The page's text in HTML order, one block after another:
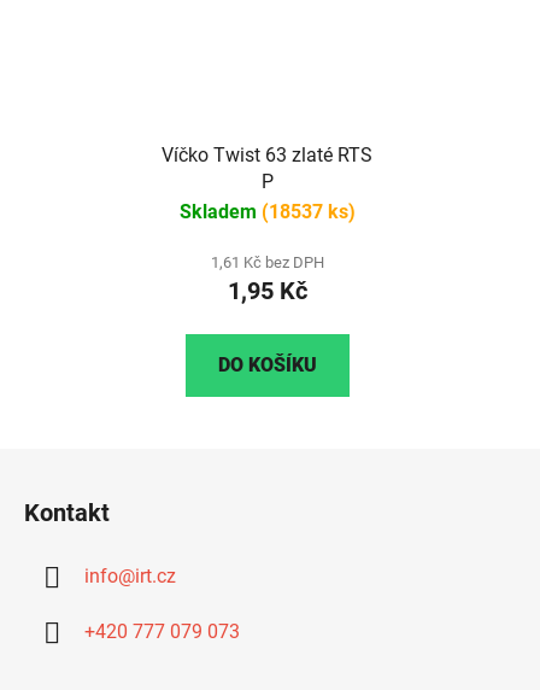
Víčko Twist 63 zlaté RTS
P
Skladem (18537 ks)
1,61 Kč bez DPH
1,95 Kč
DO KOŠÍKU
Kontakt
info@irt.cz
+420 777 079 073